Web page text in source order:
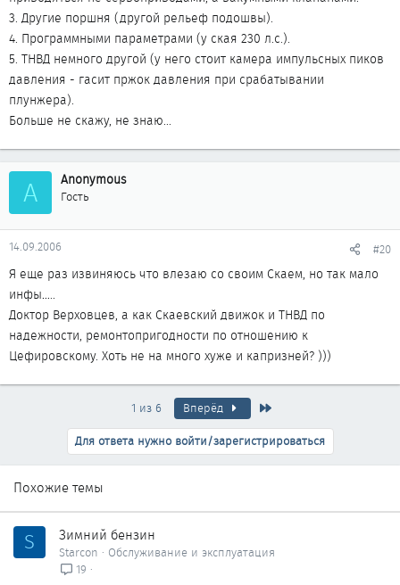
3. Другие поршня (другой рельеф подошвы).
4. Программными параметрами (у ская 230 л.с.).
5. ТНВД немного другой (у него стоит камера импульсных пиков
давления - гасит пржок давления при срабатывании
плунжера).
Больше не скажу, не знаю...
A Anonymous
Гость
14.09.2006 #20
Я еще раз извиняюсь что влезаю со своим Скаем, но так мало
инфы…..
Доктор Верховцев, а как Скаевский движок и ТНВД по
надежности, ремонтопригодности по отношению к
Цефировскому. Хоть не на много хуже и капризней? )))
1 из 6 Вперёд
Для ответа нужно войти/зарегистрироваться
Похожие темы
S Зимний бензин
Starcon
Обслуживание и эксплуатация
19